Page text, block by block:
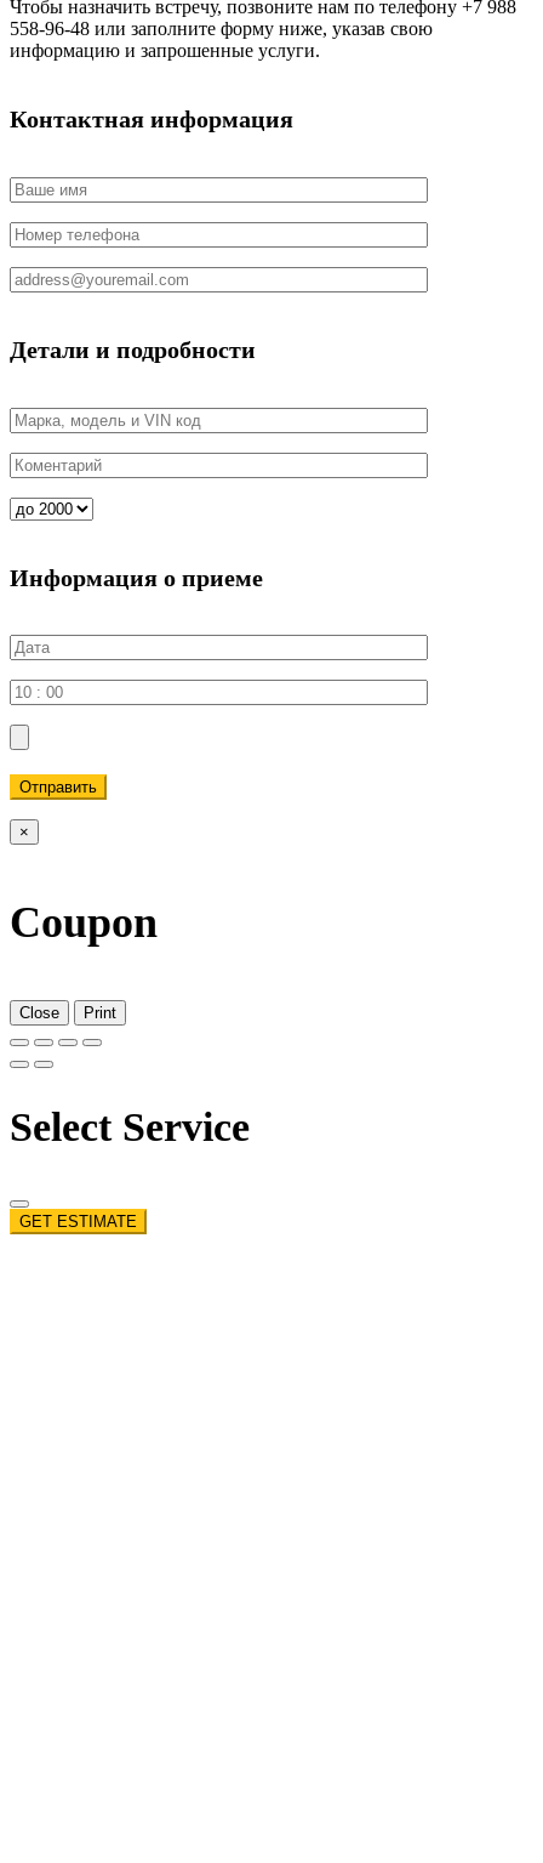
Чтобы назначить встречу, позвоните нам по телефону +7 988
558-96-48 или заполните форму ниже, указав свою
информацию и запрошенные услуги.
Контактная информация
Детали и подробности
Информация о приеме
Отправить
×
Coupon
Close Print
Select Service
GET ESTIMATE